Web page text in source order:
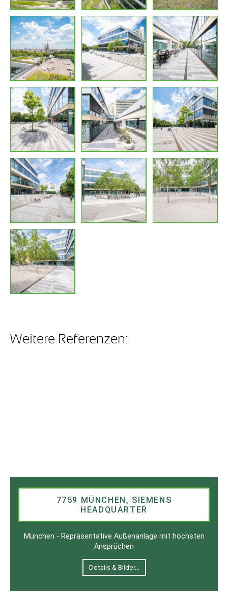
Weitere Referenzen:
7759 MÜNCHEN, SIEMENS
HEADQUARTER
München - Repräsentative Außenanlage mit höchsten
Ansprüchen
Details & Bilder...